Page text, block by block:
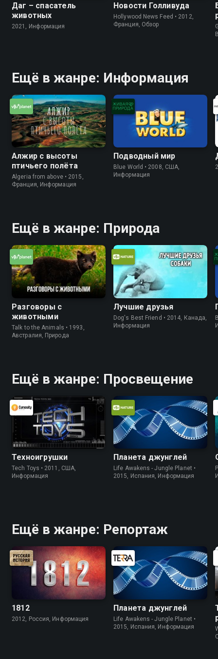
Даг – спасатель
животных
2021, Информация
Новости Голливуда
Hollywood News Feed • 2012,
Франция, Обзор
Ещё в жанре: Информация
Алжир с высоты
птичьего полёта
Algeria from above • 2015,
Франция, Информация
Подводный мир
Blue World • 2008, США,
Информация
Ещё в жанре: Природа
Разговоры с
животными
Talk to the Animals • 1993,
Австралия, Природа
Лучшие друзья
Dog's Best Friend • 2014, Канада,
Информация
Ещё в жанре: Просвещение
Техноигрушки
Tech Toys • 2011, США,
Информация
Планета джунглей
Life Awakens - Jungle Planet •
2015, Испания, Информация
Ещё в жанре: Репортаж
1812
2012, Россия, Информация
Планета джунглей
Life Awakens - Jungle Planet •
2015, Испания, Информация